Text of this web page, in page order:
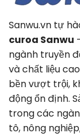
Sanwu.vn tự
curoa Sanwu
ngành truyền
và chất liệu
bền vượt trội,
động ổn định.
trong các
tô, nông